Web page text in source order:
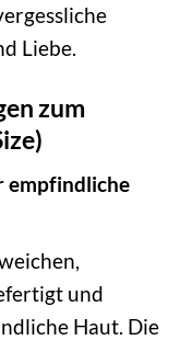
Liebe.
zum
empfindliche
und
Haut. Die